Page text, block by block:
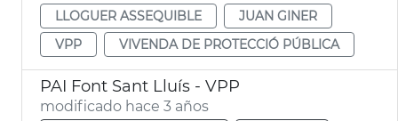
LLOGUER ASSEQUIBLE
JUAN GINER
VPP
VIVENDA DE PROTECCIÓ PÚBLICA
PAI Font Sant Lluís - VPP
modificado hace 3 años